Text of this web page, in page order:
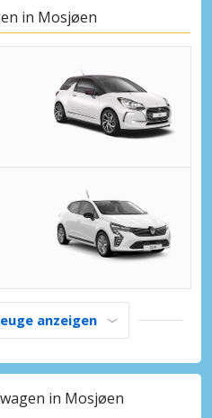
in Mosjøen
anzeigen
in Mosjøen